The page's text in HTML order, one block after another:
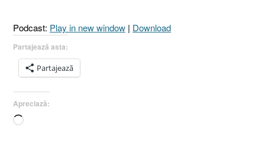
NOASTRĂ
Podcast: Play in new window | Download
Partajează asta:
Partajează
Apreciază:
Încarc...